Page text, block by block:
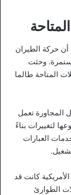
حركة الطيران
وحثت
المتاحة طالما
المجاورة تعمل
لتغييرات بناءً
العبارات
كانت قد
الطوارئ